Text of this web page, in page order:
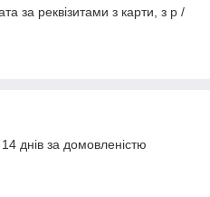
за реквізитами з карти, з р /
днів за домовленістю